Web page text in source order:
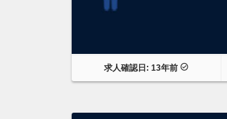
求人確認日: 13年前